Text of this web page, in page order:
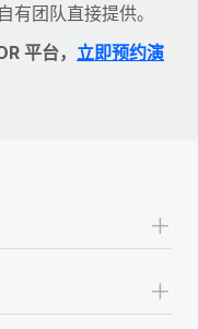
有团队直接提供。
平台， 立即预约演
+
+